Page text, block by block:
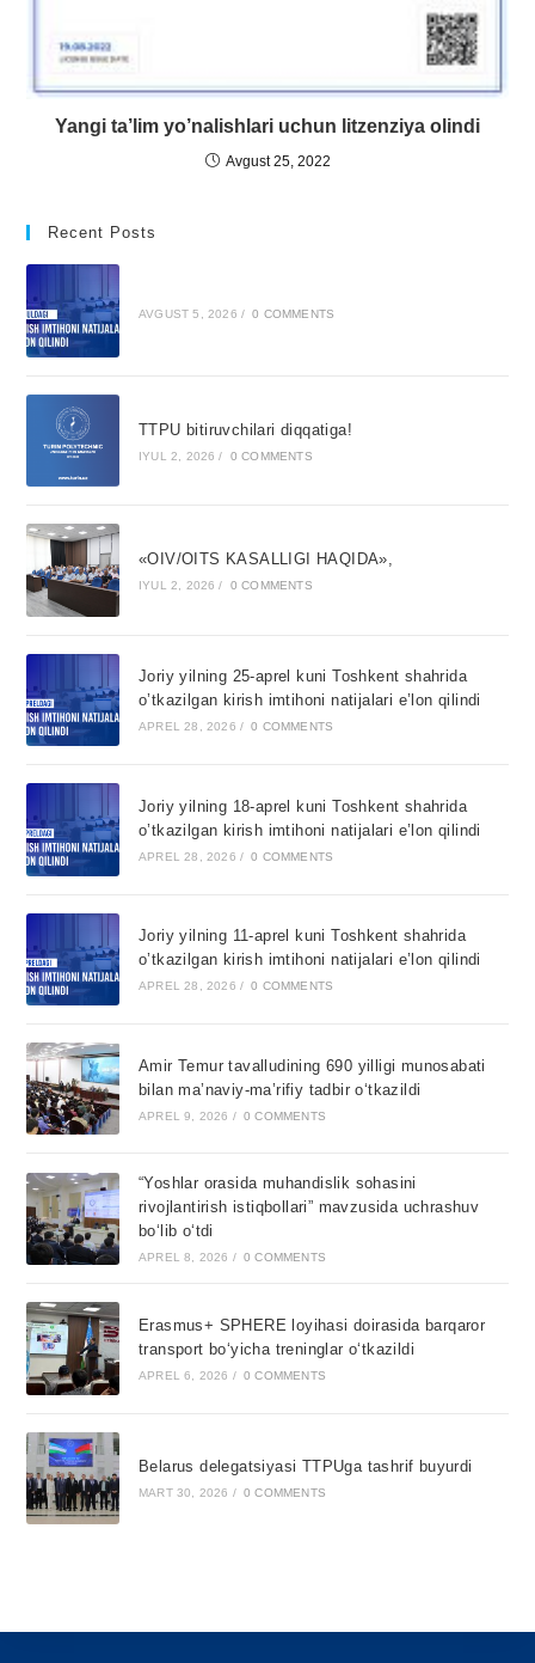
Yangi ta’lim yo’nalishlari uchun litzenziya olindi
Avgust 25, 2022
Recent Posts
AVGUST 5, 2026 / 0 COMMENTS
TTPU bitiruvchilari diqqatiga!
IYUL 2, 2026 / 0 COMMENTS
«OIV/OITS KASALLIGI HAQIDA»,
IYUL 2, 2026 / 0 COMMENTS
Joriy yilning 25-aprel kuni Toshkent shahrida
o’tkazilgan kirish imtihoni natijalari e’lon qilindi
APREL 28, 2026 / 0 COMMENTS
Joriy yilning 18-aprel kuni Toshkent shahrida
o’tkazilgan kirish imtihoni natijalari e’lon qilindi
APREL 28, 2026 / 0 COMMENTS
Joriy yilning 11-aprel kuni Toshkent shahrida
o’tkazilgan kirish imtihoni natijalari e’lon qilindi
APREL 28, 2026 / 0 COMMENTS
Amir Temur tavalludining 690 yilligi munosabati
bilan ma’naviy-ma’rifiy tadbir o‘tkazildi
APREL 9, 2026 / 0 COMMENTS
“Yoshlar orasida muhandislik sohasini
rivojlantirish istiqbollari” mavzusida uchrashuv
bo‘lib o‘tdi
APREL 8, 2026 / 0 COMMENTS
Erasmus+ SPHERE loyihasi doirasida barqaror
transport bo‘yicha treninglar o‘tkazildi
APREL 6, 2026 / 0 COMMENTS
Belarus delegatsiyasi TTPUga tashrif buyurdi
MART 30, 2026 / 0 COMMENTS